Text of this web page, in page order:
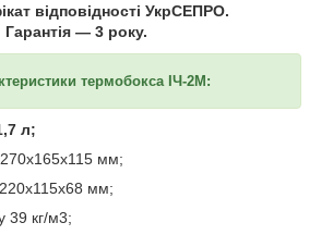
відповідності УкрСЕПРО.
Гарантія — 3 року.
термобокса ІЧ-2М:
л;
270х165х115 мм;
220х115х68 мм;
39 кг/м3;